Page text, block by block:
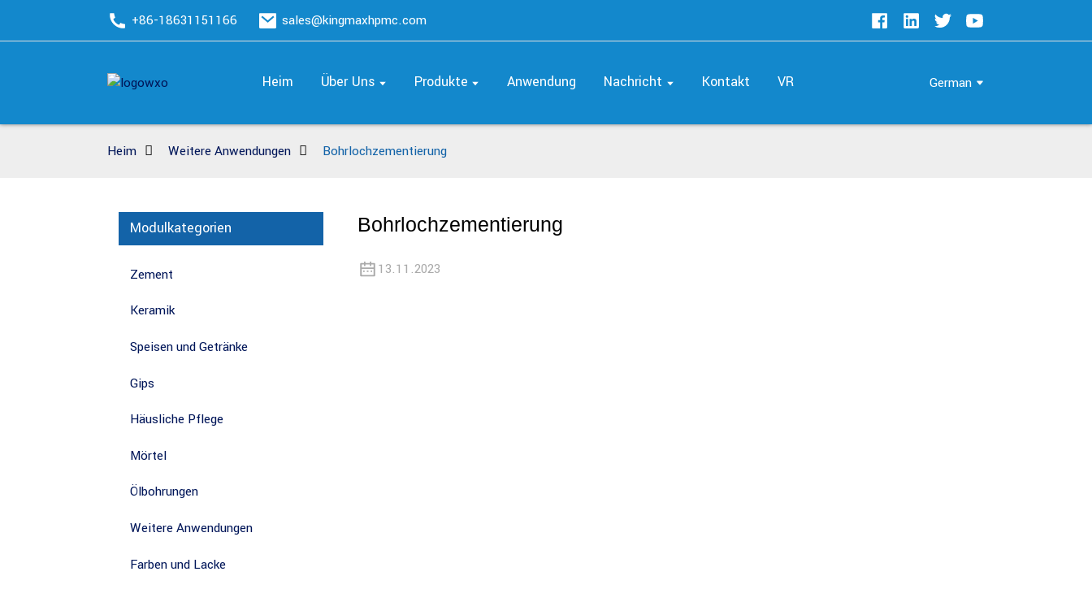
+86-18631151166 sales@kingmaxhpmc.com
Heim Über Uns Produkte Anwendung Nachricht Kontakt VR German
Heim Weitere Anwendungen Bohrlochzementierung
Modulkategorien
Zement
Keramik
Speisen und Getränke
Gips
Häusliche Pflege
Mörtel
Ölbohrungen
Weitere Anwendungen
Farben und Lacke
Bohrlochzementierung
13.11.2023